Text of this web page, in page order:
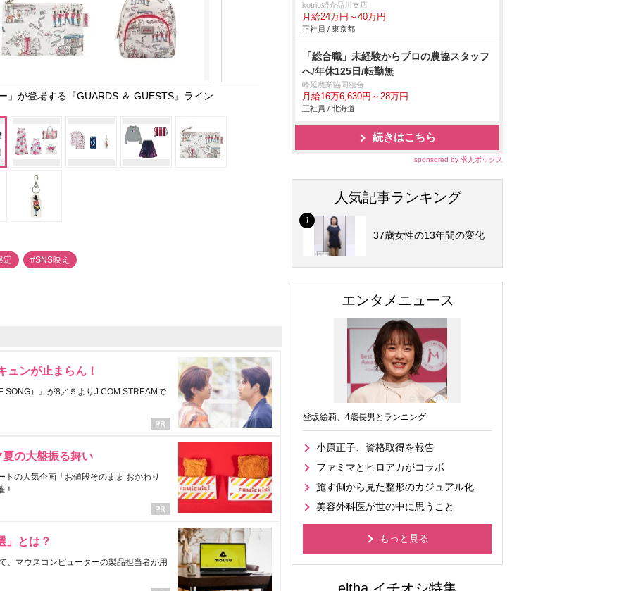
」が登場する『GUARDS ＆ GUESTS』ライン
定 #SNS映え
ュンが止まらん！
SONG）』が8／５よりJ:COM STREAMで
の大盤振る舞い
の人気企画「お値段そのまま おかわり
！
」とは？
、マウスコンピューターの製品担当者が用
kotrio紹介品川支店
月給24万円～40万円
正社員 / 東京都
「総合職」未経験からプロの農協スタッフ
へ/年休125日/転勤無
峰延農業協同組合
月給16万6,630円～28万円
正社員 / 北海道
続きはこちら
sponsored by 求人ボックス
人気記事ランキング
37歳女性の13年間の変化
エンタメニュース
登坂絵莉、4歳長男とランニング
小原正子、資格取得を報告
ファミマとヒロアカがコラボ
施す側から見た整形のカジュアル化
美容外科医が世の中に思うこと
もっと見る